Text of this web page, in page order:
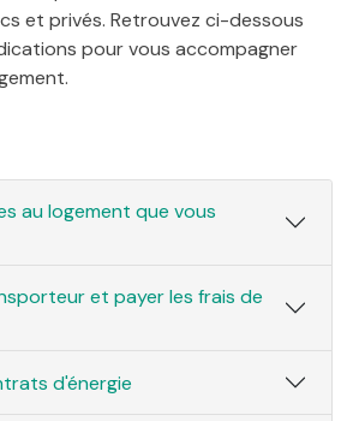
et privés. Retrouvez ci-dessous
pour vous accompagner
au logement que vous
et payer les frais de
d'énergie